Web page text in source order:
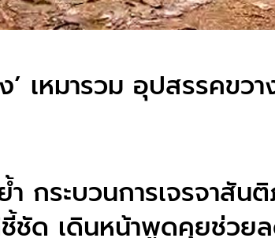
’ เหมารวม อุปสรรคขว
กระบวนการเจรจาสัน
ชัด เดินหน้าพูดคุยช่วย